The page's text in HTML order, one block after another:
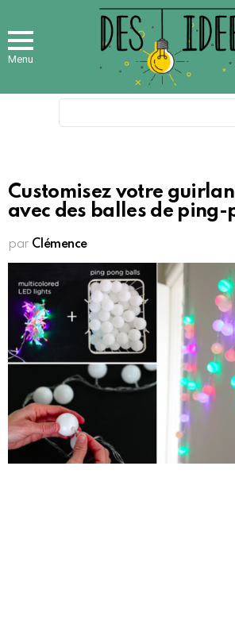
Menu
Customisez votre
avec des balles de ping-
par Clémence